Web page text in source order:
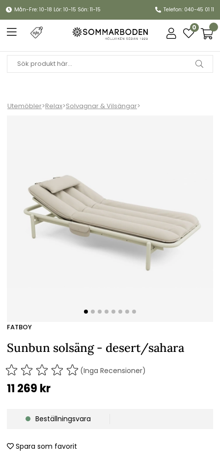
Mån-Fre: 10-18 Lör: 10-15 Sön: 11-15 Telefon: 040-45 01 11
0
Utemöbler>Relax>Solvagnar & Vilsängar>
FATBOY
Sunbun solsäng - desert/sahara
(Inga Recensioner)
11 269 kr
Beställningsvara
Spara som favorit